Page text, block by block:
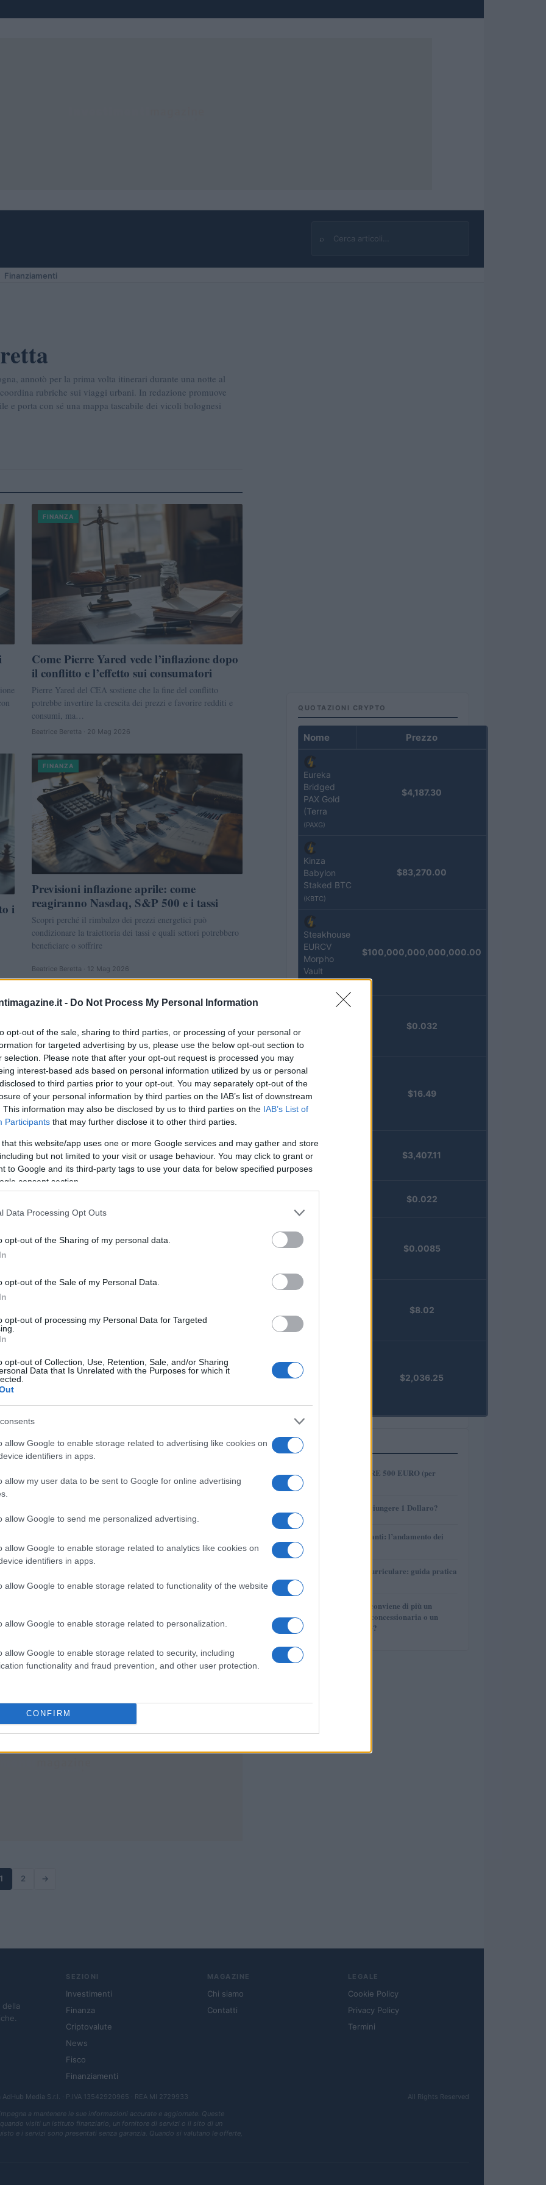
- Do Not Process My Personal Information
opt-out of the sale, sharing to third parties, or processing of your personal or
for targeted advertising by us, please use the below opt-out section to
selection. Please note that after your opt-out request is processed you may
interest-based ads based on personal information utilized by us or personal
to third parties prior to your opt-out. You may separately opt-out of the
of your personal information by third parties on the IAB’s list of downstream
This information may also be disclosed by us to third parties on the IAB’s List of
Participants that may further disclose it to other third parties.
that this website/app uses one or more Google services and may gather and store
but not limited to your visit or usage behaviour. You may click to grant or
to Google and its third-party tags to use your data for below specified purposes
consent section.
Data Processing Opt Outs
opt-out of the Sharing of my personal data.
opt-out of the Sale of my Personal Data.
opt-out of processing my Personal Data for Targeted
opt-out of Collection, Use, Retention, Sale, and/or Sharing
Data that Is Unrelated with the Purposes for which it
allow Google to enable storage related to advertising like cookies on
identifiers in apps.
allow my user data to be sent to Google for online advertising
allow Google to send me personalized advertising.
allow Google to enable storage related to analytics like cookies on
identifiers in apps.
allow Google to enable storage related to functionality of the website
allow Google to enable storage related to personalization.
allow Google to enable storage related to security, including
functionality and fraud prevention, and other user protection.
CONFIRM
⌕
Cerca
Finanziamenti
annotò per la prima volta itinerari durante una notte al
rubriche sui viaggi urbani. In redazione promuove
e porta con sé una mappa tascabile dei vicoli bolognesi
FINANZA
Come Pierre Yared vede l’inflazione dopo
il conflitto e l’effetto sui consumatori
Pierre Yared del CEA sostiene che la fine del conflitto
potrebbe invertire la crescita dei prezzi e favorire redditi e
consumi, ma…
Beatrice Beretta · 20 Mag 2026
i
FINANZA
Previsioni inflazione aprile: come
reagiranno Nasdaq, S&P 500 e i tassi
Scopri perché il rimbalzo dei prezzi energetici può
condizionare la traiettoria dei tassi e quali settori potrebbero
beneficiare o soffrire
Beatrice Beretta · 12 Mag 2026
FINANZA
Nuova serie di banconote: cosa cambia e
perché il 500 resta fuori
La BCE ha avviato il restyling della serie di banconote in
euro: concorso per grafici, temi selezionati e conferma
dell’esclusione del 500
Beatrice Beretta · 22 Apr 2026
Conseguenze del confronto USA-Iran sulle
OPEC
Beatrice Beretta · 16 Apr 2026
Un quadro sintetico sul fenomeno STRC: dalle preferred di
aspetti che conviene valutare
Beatrice Beretta · 15 Apr 2026
1 2 →
QUOTAZIONI CRYPTO
Nome Prezzo
Eureka
Bridged
PAX Gold
(Terra
(PAXG)
$4,187.30
Kinza
Babylon
Staked BTC
(KBTC)
$83,270.00
Steakhouse
EURCV
Morpho
Vault
$100,000,000,000,000.00
(EPOCH)
$0.032
Stride
Staked
Injective
$16.49
Vested XOR
(VXOR)
$3,407.11
$0.022
$0.0085
$8.02
PRIME)
$2,036.25
PIÙ LETTI
1
COME INVESTIRE 500 EURO (per
2 AMP: Potrà Raggiungere 1 Dollaro?
3
Petrolio e carburanti: l’andamento dei
4
Tirocinio extra-curriculare: guida pratica
Per le auto usate conviene di più un
finanziamento in concessionaria o un
prestito personale?
SEZIONI
Investimenti
Finanza
Criptovalute
News
Fisco
Finanziamenti
MAGAZINE
Chi siamo
Contatti
LEGALE
Cookie Policy
Privacy Policy
Termini
AdHub Media S.r.l. · P.IVA 13542920965 · REA MI 2729933
All Rights Reserved
a mantenere le sue informazioni accurate e aggiornate. Queste
visiti un istituto finanziario, un fornitore di servizi o il sito di un
e i servizi sono presentati senza garanzia. Quando si valutano le offerte,